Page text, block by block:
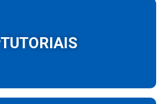
TUTORIAIS